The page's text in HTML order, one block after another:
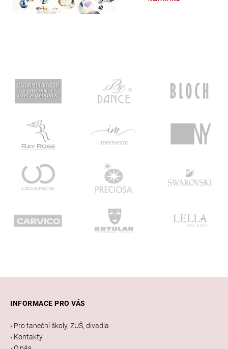
INFORMACE PRO VÁS
› Pro taneční školy, ZUŠ, divadla
› Kontakty